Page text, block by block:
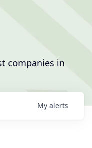
companies in
My alerts